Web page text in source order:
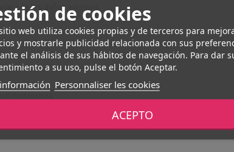
de cookies
web utiliza cookies propias y de terceros para
y mostrarle publicidad relacionada con sus
el análisis de sus hábitos de navegación. Para dar
a su uso, pulse el botón Aceptar.
Personnaliser les cookies
ACEPTO
de los daños externos.
seco.
con abundante agua.